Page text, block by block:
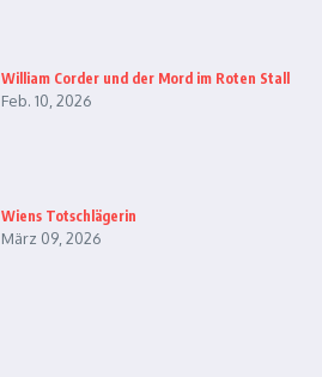
William Corder und der Mord im Roten Stall
Feb. 10, 2026
Wiens Totschlägerin
März 09, 2026